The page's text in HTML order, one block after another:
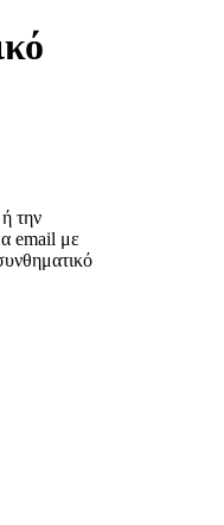
την
email με